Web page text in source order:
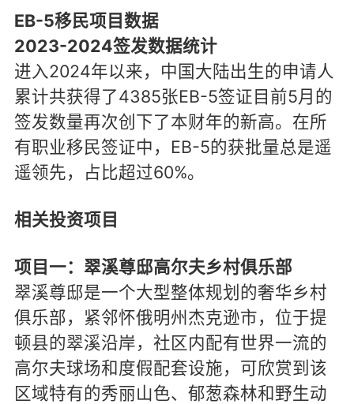
EB-5移民项目数据
2023-2024签发数据统计
进入2024年以来，中国大陆出生的申请人
累计共获得了4385张EB-5签证目前5月的
签发数量再次创下了本财年的新高。在所
有职业移民签证中，EB-5的获批量总是遥
遥领先，占比超过60%。
相关投资项目
项目一：翠溪尊邸高尔夫乡村俱乐部
翠溪尊邸是一个大型整体规划的奢华乡村
俱乐部，紧邻怀俄明州杰克逊市，位于提
顿县的翠溪沿岸，社区内配有世界一流的
高尔夫球场和度假配套设施，可欣赏到该
区域特有的秀丽山色、郁葱森林和野生动